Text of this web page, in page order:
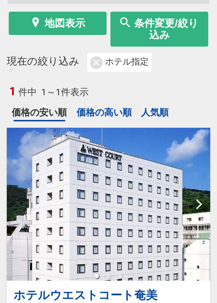
地図表示
条件変更/絞り
込み
現在の絞り込み ホテル指定
1 件中 1～1件表示
価格の安い順
価格の高い順 人気順
ホテルウエストコート奄美